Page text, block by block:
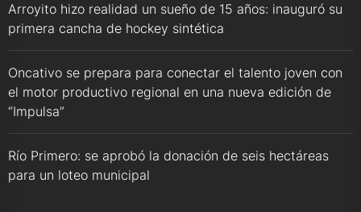
Arroyito hizo realidad un sueño de 15 años: inauguró su
primera cancha de hockey sintética
Oncativo se prepara para conectar el talento joven con
el motor productivo regional en una nueva edición de
“Impulsa”
Río Primero: se aprobó la donación de seis hectáreas
para un loteo municipal